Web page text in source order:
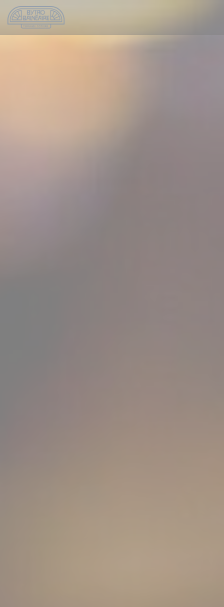
Personalizzazione delle tue scelte sui cookie